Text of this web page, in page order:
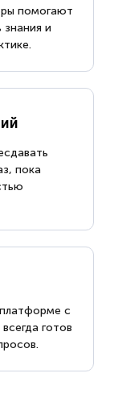
помогают
знания и
пока
с
готов